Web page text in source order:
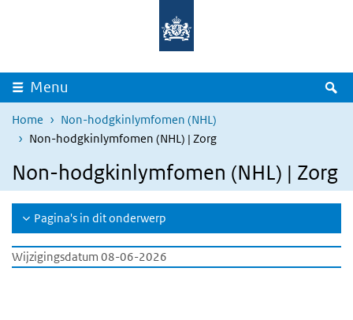
Overslaan en naar de inhoud gaan
Menu
Home
Non-hodgkinlymfomen (NHL)
Non-hodgkinlymfomen (NHL) | Zorg
Non-hodgkinlymfomen (NHL) | Zorg
Pagina's in dit onderwerp
Wijzigingsdatum 08-06-2026